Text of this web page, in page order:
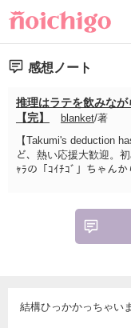
感想ノート
推理はラテを飲みな
【完】
blanket/著
【Takumi's deduction
ど、熱い応援大歓迎。
ｬﾗの「ｺｲﾁｺﾞ」ちゃん
結構ひっかかっちゃい